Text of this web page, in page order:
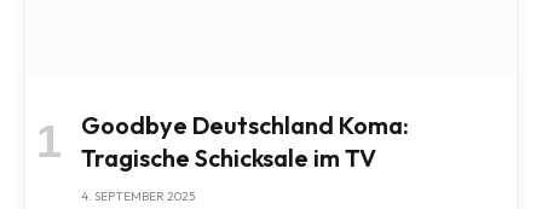
Goodbye Deutschland Koma:
Tragische Schicksale im TV
4. SEPTEMBER 2025